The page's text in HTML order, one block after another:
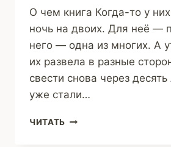
О чем книга Когда-то у
ночь на двоих. Для неё —
него — одна из многих. А
их развела в разные
свести снова через
уже стали…
ЧИТАТЬ ACTUM